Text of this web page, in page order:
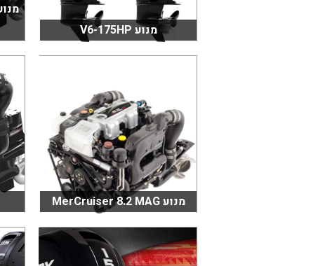
מנוע V6-175HP
מנוע MerCruiser 8.2 MAG